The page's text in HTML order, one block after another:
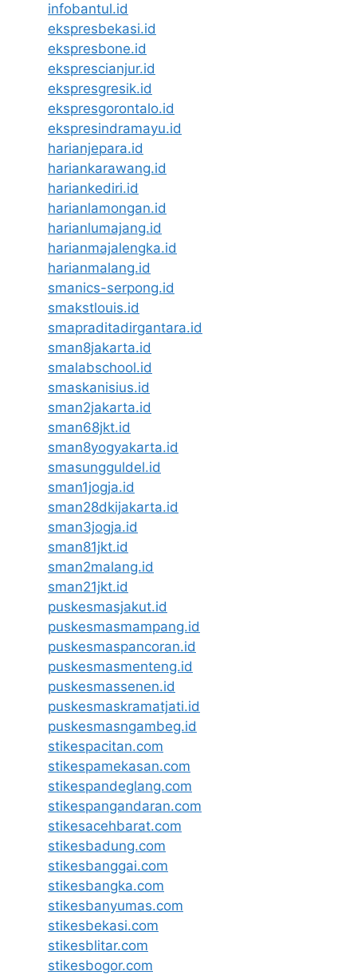
infobantul.id
ekspresbekasi.id
ekspresbone.id
eksprescianjur.id
ekspresgresik.id
ekspresgorontalo.id
ekspresindramayu.id
harianjepara.id
hariankarawang.id
hariankediri.id
harianlamongan.id
harianlumajang.id
harianmajalengka.id
harianmalang.id
smanics-serpong.id
smakstlouis.id
smapraditadirgantara.id
sman8jakarta.id
smalabschool.id
smaskanisius.id
sman2jakarta.id
sman68jkt.id
sman8yogyakarta.id
smasungguldel.id
sman1jogja.id
sman28dkijakarta.id
sman3jogja.id
sman81jkt.id
sman2malang.id
sman21jkt.id
puskesmasjakut.id
puskesmasmampang.id
puskesmaspancoran.id
puskesmasmenteng.id
puskesmassenen.id
puskesmaskramatjati.id
puskesmasngambeg.id
stikespacitan.com
stikespamekasan.com
stikespandeglang.com
stikespangandaran.com
stikesacehbarat.com
stikesbadung.com
stikesbanggai.com
stikesbangka.com
stikesbanyumas.com
stikesbekasi.com
stikesblitar.com
stikesbogor.com